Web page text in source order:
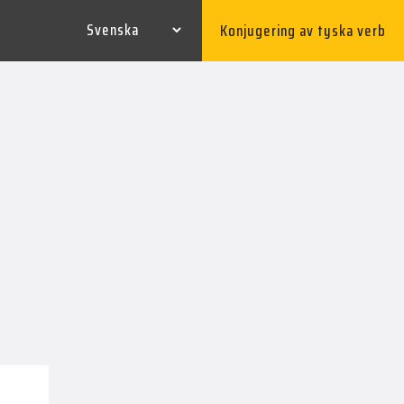
Konjugering av tyska verb